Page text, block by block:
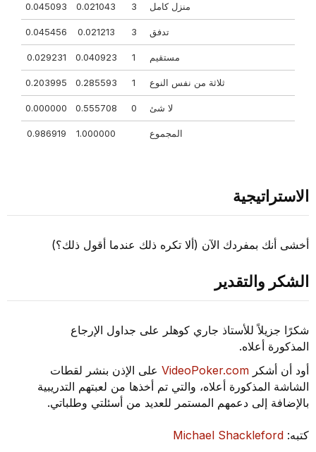
منزل كامل 0.021043
0.045093
تدفق 0.021213
0.045456
مستقيم 0.040923
0.029231
ثلاثة من نفس النوع 0.285593
0.203995
لا شئ 0.555708
0.000000
المجموع 1.000000
0.986919
الاستراتيجية
أخشى أنك بمفردك الآن (ألا تكره ذلك عندما أقول ذلك؟)
الشكر والتقدير
شكرًا جزيلاً للأستاذ جاري كوهلر على جداول الإرجاع
المذكورة أعلاه.
أود أن أشكر VideoPoker.comعلى الإذن بنشر لقطات
الشاشة المذكورة أعلاه، والتي تم أخذها من لعبتهم التدريبية
بالإضافة إلى دعمهم المستمر للعديد من أسئلتي وطلباتي.
كتبه:Michael Shackleford